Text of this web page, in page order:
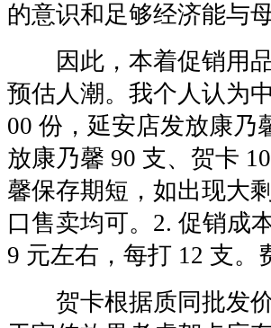
的意识和足够经济能与
因此，本着促销用品
预估人潮。我个人认为
00 份，延安店发放康乃
放康乃馨 90 支、贺卡
馨保存期短，如出现大
口售卖均可。2. 促销成
9 元左右，每打 12 支。
贺卡根据质同批发价